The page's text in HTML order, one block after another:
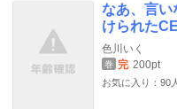
なあ、言い
けられた
色川いく
巻 完 200pt
お気に入り：90人